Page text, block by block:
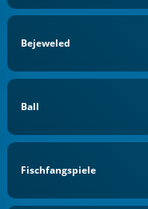
Bejeweled
Ball
Fischfangspiele